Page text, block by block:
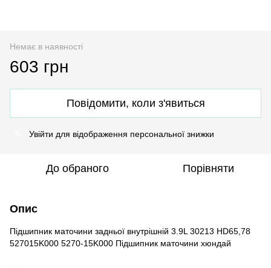
Немає в наявності
603 грн
Повідомити, коли з'явиться
Увійти для відображення персональної знижки
До обраного Порівняти
Опис
Підшипник маточини задньої внутрішній 3.9L 30213 HD65,78
527015K000 5270-15K000 Підшипник маточини хюндай